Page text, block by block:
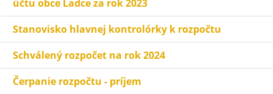
účtu obce Ladce za rok 2023
Stanovisko hlavnej kontrolórky k rozpočtu
Schválený rozpočet na rok 2024
Čerpanie rozpočtu - príjem